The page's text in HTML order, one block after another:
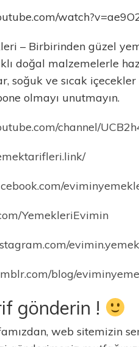
– Birbirinden güzel
doğal malzemelerle
soğuk ve sıcak
olmayı unutmayın.
channel/
YemekleriEvimin
blog/
gönderin !
web sitemizin